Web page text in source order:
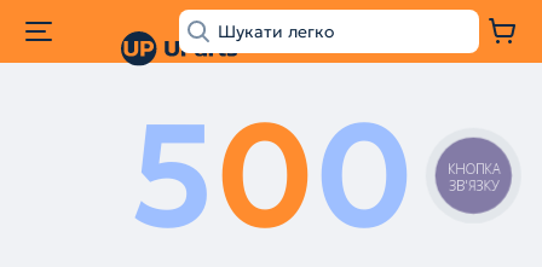
500
КНОПКА
ЗВ'ЯЗКУ